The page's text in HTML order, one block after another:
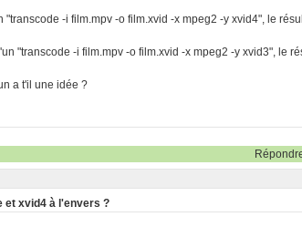
"transcode -i film.mpv -o film.xvid -x mpeg2 -y xvid4", le
"transcode -i film.mpv -o film.xvid -x mpeg2 -y xvid3", le
a t'il une idée ?
et xvid4 à l'envers ?